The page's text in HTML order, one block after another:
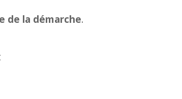
de la démarche.